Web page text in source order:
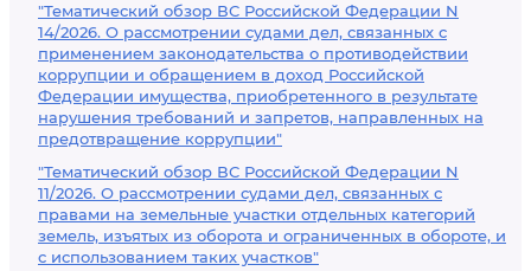
"Тематический обзор ВС Российской Федерации N
14/2026. О рассмотрении судами дел, связанных с
применением законодательства о противодействии
коррупции и обращением в доход Российской
Федерации имущества, приобретенного в результате
нарушения требований и запретов, направленных на
предотвращение коррупции"
"Тематический обзор ВС Российской Федерации N
11/2026. О рассмотрении судами дел, связанных с
правами на земельные участки отдельных категорий
земель, изъятых из оборота и ограниченных в обороте, и
с использованием таких участков"